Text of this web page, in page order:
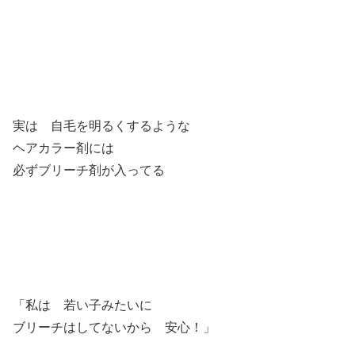
実は 自毛を明るくするような
ヘアカラー剤には
必ずブリーチ剤が入ってる
「私は 若い子みたいに
ブリーチはしてないから 安心！」